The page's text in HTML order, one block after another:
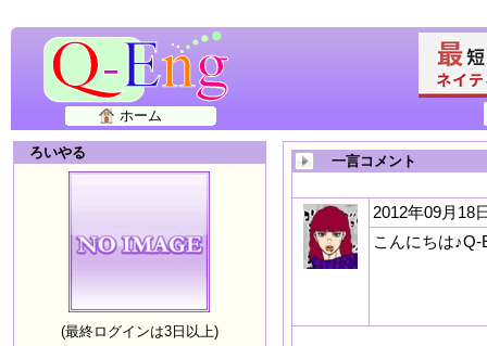
ホーム
ろいやる
(最終ログインは3日以上)
一言コメント
2012年09月18
こんにちは